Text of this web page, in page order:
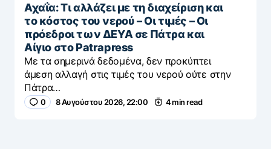
Αχαΐα: Τι αλλάζει με τη διαχείριση και
το κόστος του νερού – Οι τιμές – Οι
πρόεδροι των ΔΕΥΑ σε Πάτρα και
Αίγιο στο Patrapress
Με τα σημερινά δεδομένα, δεν προκύπτει
άμεση αλλαγή στις τιμές του νερού ούτε στην
Πάτρα…
0 8 Αυγούστου 2026, 22:00 4 min read